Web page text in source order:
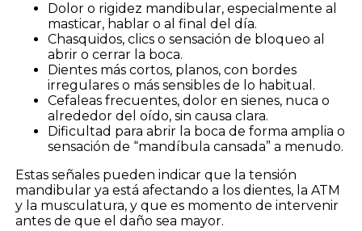
Dolor o rigidez mandibular, especialmente al
masticar, hablar o al final del día.
Chasquidos, clics o sensación de bloqueo al
abrir o cerrar la boca.
Dientes más cortos, planos, con bordes
irregulares o más sensibles de lo habitual.
Cefaleas frecuentes, dolor en sienes, nuca o
alrededor del oído, sin causa clara.
Dificultad para abrir la boca de forma amplia o
sensación de “mandíbula cansada” a menudo.
Estas señales pueden indicar que la tensión
mandibular ya está afectando a los dientes, la ATM
y la musculatura, y que es momento de intervenir
antes de que el daño sea mayor.